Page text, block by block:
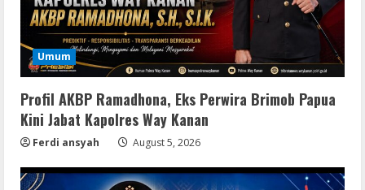
Umum
Profil AKBP Ramadhona, Eks Perwira Brimob Papua
Kini Jabat Kapolres Way Kanan
Ferdi ansyah August 5, 2026